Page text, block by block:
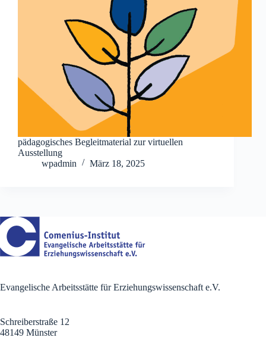
pädagogisches Begleitmaterial zur virtuellen
Ausstellung
wpadmin
März 18, 2025
Evangelische Arbeitsstätte für Erziehungswissenschaft e.V.
Schreiberstraße 12
48149 Münster